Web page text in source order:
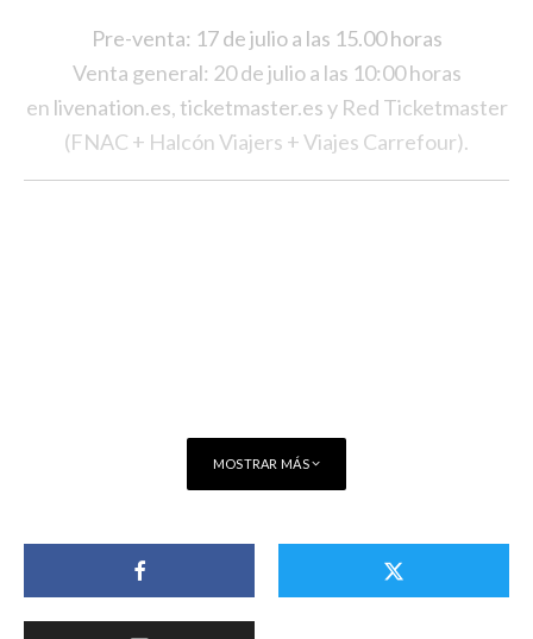
Pre-venta: 17 de julio a las 15.00 horas
Venta general: 20 de julio a las 10:00 horas
en livenation.es, ticketmaster.esy Red Ticketmaster
(FNAC + Halcón Viajers + Viajes Carrefour).
MOSTRAR MÁS